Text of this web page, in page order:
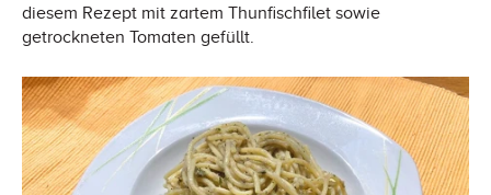
diesem Rezept mit zartem Thunfischfilet sowie
getrockneten Tomaten gefüllt.